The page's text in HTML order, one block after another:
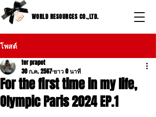
WORLD RESOURCES CO.,LTD.
โพสต์
For the first time in my life,
Olympic Paris 2024 EP.1
ter prapot
30 ก.ค. 2567 ยาว 0 นาที